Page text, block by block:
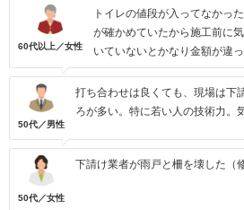
60代以上／女性
トイレの値段が入ってなかっ
が確かめていたから施工前に
いていないとかなり金額が違
50代／男性
打ち合わせは良くても、現場は下
ろが多い。特に若い人の技術力。
50代／女性
下請け業者が雨戸と柵を壊した（